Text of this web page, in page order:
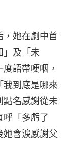
，她在劇中首
」及「未
語帶哽咽，
我到底是哪來
點名感謝從未
呼「多虧了
她含淚感謝父